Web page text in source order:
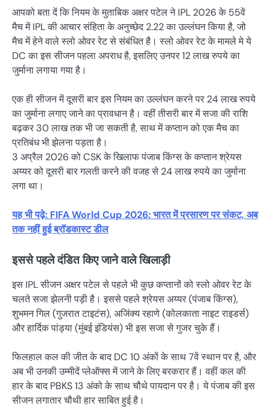
आपको बता दें कि नियम के मुताबिक अक्षर पटेल ने IPL 2026 के 55वें
मैच में IPL की आचार संहिता के अनुच्छेद 2.22 का उल्लंघन किया है, जो
मैच में हेने वाले स्लो ओवर रेट से संबंधित है। स्लो ओवर रेट के मामले मे ये
DC का इस सीजन पहला अपराध है, इसलिए उनपर 12 लाख रुपये का
जुर्माना लगाया गया है।
एक ही सीजन में दूसरी बार इस नियम का उल्लंघन करने पर 24 लाख रुपये
का जुर्माना लगाए जाने का प्रावधान है। वहीं तीसरी बार में सजा की राशि
बढ़कर 30 लाख तक भी जा सकती है, साथ में कप्तान को एक मैच का
प्रतिबंध भी झेलना पड़ता है।
3 अप्रैल 2026 को CSK के खिलाफ पंजाब किंग्स के कप्तान श्रेयस
अय्यर को दूसरी बार गलती करने की वजह से 24 लाख रुपये का जुर्माना
लगा था।
यह भी पढ़े: FIFA World Cup 2026: भारत में प्रसारण पर संकट, अब
तक नहीं हुई ब्रॉडकास्ट डील
इससे पहले दंडित किए जाने वाले खिलाड़ी
इस IPL सीजन अक्षर पटेल से पहले भी कुछ कप्तानों को स्लो ओवर रेट के
चलते सजा झेलनी पड़ी है। इससे पहले श्रेयस अय्यर (पंजाब किंग्स),
शुभमन गिल (गुजरात टाइटंस), अजिंक्य रहाणे (कोलकाता नाइट राइडर्स)
और हार्दिक पांड्या (मुंबई इंडियंस) भी इस सजा से गुजर चुके हैं।
फिलहाल कल की जीत के बाद DC 10 अंकों के साथ 7वें स्थान पर है, और
अब भी उनकी उम्मीदें प्लेऑफ्स में जाने के लिए बरकरार हैं। वहीं कल की
हार के बाद PBKS 13 अंको के साथ चौथे पायदान पर है। ये पंजाब की इस
सीजन लगातार चौथी हार साबित हुई है।